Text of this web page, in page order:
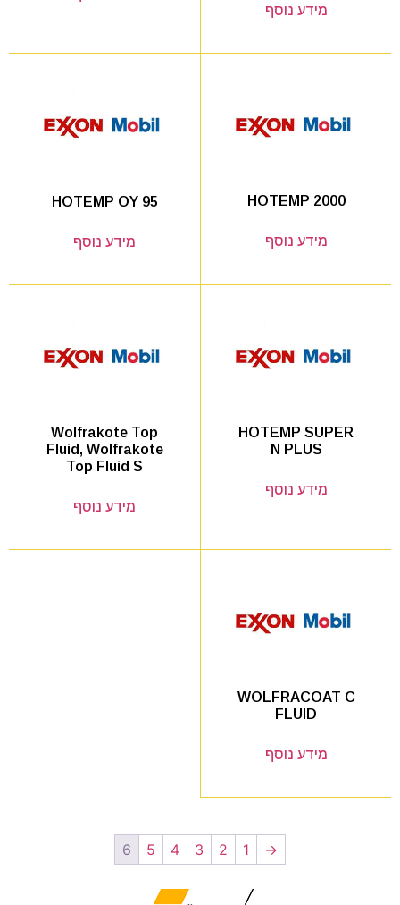
מידע נוסף
HOTEMP 2000
מידע נוסף
HOTEMP OY 95
מידע נוסף
HOTEMP SUPER
N PLUS
מידע נוסף
Wolfrakote Top
Fluid, Wolfrakote
Top Fluid S
מידע נוסף
WOLFRACOAT C
FLUID
מידע נוסף
→
1
2
3
4
5
6